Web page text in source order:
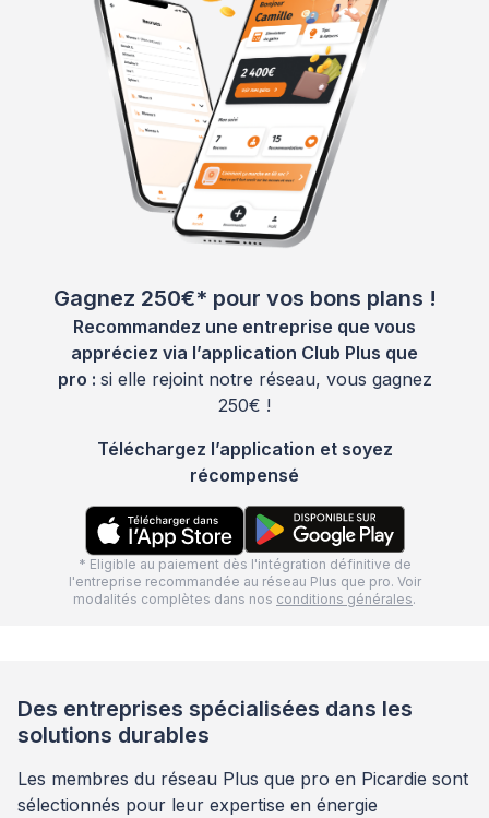
Gagnez 250€* pour vos bons plans !
Recommandez une entreprise que vous
appréciez via l’application Club Plus que
pro : si elle rejoint notre réseau, vous gagnez
250€ !
Téléchargez l’application et soyez
récompensé
* Eligible au paiement dès l'intégration définitive de
l'entreprise recommandée au réseau Plus que pro. Voir
modalités complètes dans nos conditions générales.
Des entreprises spécialisées dans les
solutions durables
Les membres du réseau Plus que pro en Picardie sont
sélectionnés pour leur expertise en énergie